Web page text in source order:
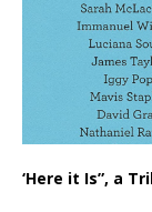
‘Here it Is”, a